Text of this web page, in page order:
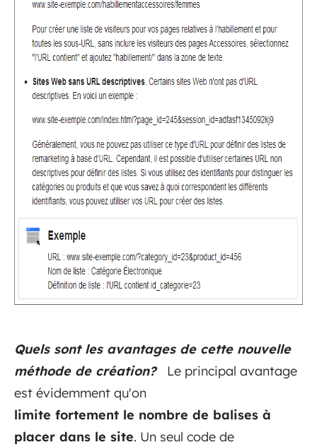
Quels sont les avantages de cette nouvelle
méthode de création?Le principal avantage
est évidemment qu'on
limite fortement le nombre de balises à
placer dans le site. Un seul code de